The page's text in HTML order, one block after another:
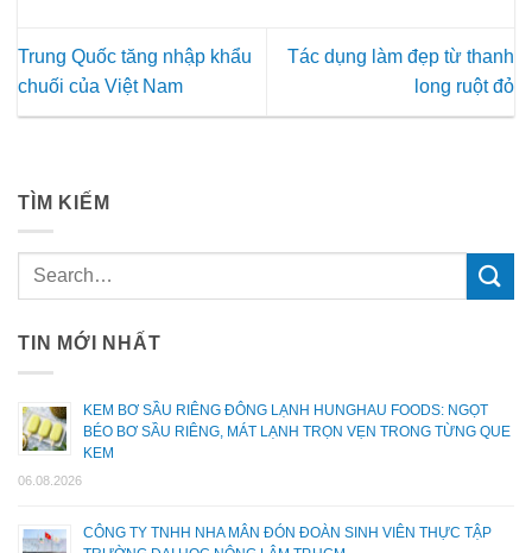
Trung Quốc tăng nhập khẩu
chuối của Việt Nam
Tác dụng làm đẹp từ thanh
long ruột đỏ
TÌM KIẾM
TIN MỚI NHẤT
KEM BƠ SẦU RIÊNG ĐÔNG LẠNH HUNGHAU FOODS: NGỌT
BÉO BƠ SẦU RIÊNG, MÁT LẠNH TRỌN VẸN TRONG TỪNG QUE
KEM
06.08.2026
CÔNG TY TNHH NHA MÂN ĐÓN ĐOÀN SINH VIÊN THỰC TẬP